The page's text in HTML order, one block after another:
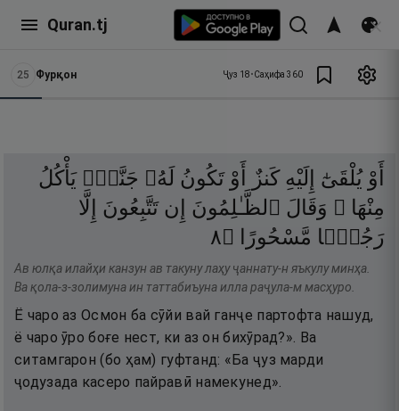
Quran.tj
25 Фурқон Ҷуз 18•Саҳифа 360
أَوْ يُلْقَىٰٓ إِلَيْهِ كَنزٌ أَوْ تَكُونُ لَهُۥ جَنَّةٌۭ يَأْكُلُ
مِنْهَا ۚ وَقَالَ ٱلظَّـٰلِمُونَ إِن تَتَّبِعُونَ
إِلَّا
رَجُلًۭا مَّسْحُورًا ۝٨
Ав юлқа илайҳи канзун ав такуну лаҳу ҷаннату-н яъкулу минҳа.
Ва қола-з-золимуна ин таттабиъуна илла раҷула-м масҳуро.
Ё чаро аз Осмон ба сӯйи вай ганҷе партофта нашуд,
ё чаро ӯро боғе нест, ки аз он бихӯрад?». Ва
ситамгарон (бо ҳам) гуфтанд: «Ба ҷуз марди
ҷодузада касеро пайравӣ намекунед».